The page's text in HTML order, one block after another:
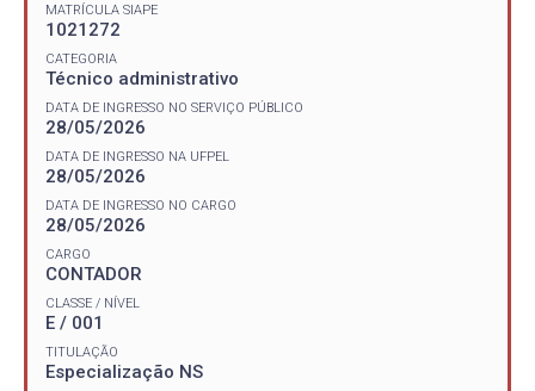
MATRÍCULA SIAPE
1021272
CATEGORIA
Técnico administrativo
DATA DE INGRESSO NO SERVIÇO PÚBLICO
28/05/2026
DATA DE INGRESSO NA UFPEL
28/05/2026
DATA DE INGRESSO NO CARGO
28/05/2026
CARGO
CONTADOR
CLASSE / NÍVEL
E / 001
TITULAÇÃO
Especialização NS